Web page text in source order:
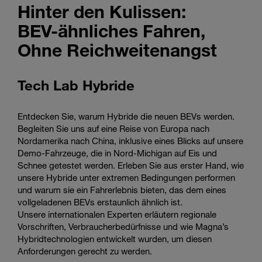
Hinter den Kulissen:
BEV-ähnliches Fahren,
Ohne Reichweitenangst
Tech Lab Hybride
Entdecken Sie, warum Hybride die neuen BEVs werden.
Begleiten Sie uns auf eine Reise von Europa nach
Nordamerika nach China, inklusive eines Blicks auf unsere
Demo-Fahrzeuge, die in Nord-Michigan auf Eis und
Schnee getestet werden. Erleben Sie aus erster Hand, wie
unsere Hybride unter extremen Bedingungen performen
und warum sie ein Fahrerlebnis bieten, das dem eines
vollgeladenen BEVs erstaunlich ähnlich ist.
Unsere internationalen Experten erläutern regionale
Vorschriften, Verbraucherbedürfnisse und wie Magna’s
Hybridtechnologien entwickelt wurden, um diesen
Anforderungen gerecht zu werden.